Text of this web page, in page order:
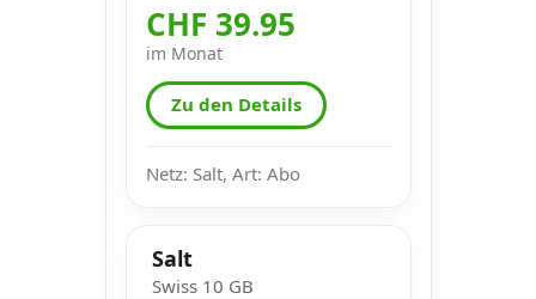
CHF 39.95
im Monat
Zu den Details
Netz: Salt, Art: Abo
Salt
Swiss 10 GB